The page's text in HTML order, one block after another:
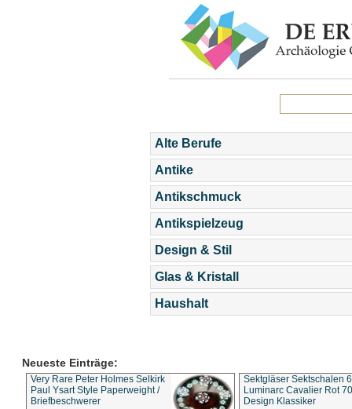
Alte Berufe
Antike
Antikschmuck
Antikspielzeug
Design & Stil
Glas & Kristall
Haushalt
Neueste Einträge:
Very Rare Peter Holmes Selkirk
Paul Ysart Style Paperweight /
Briefbeschwerer
Sektgläser Sektschalen
Luminarc Cavalier Rot
Design Klassiker